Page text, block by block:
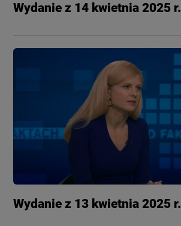
Wydanie z 14 kwietnia 2025 r.
Wydanie z 13 kwietnia 2025 r.